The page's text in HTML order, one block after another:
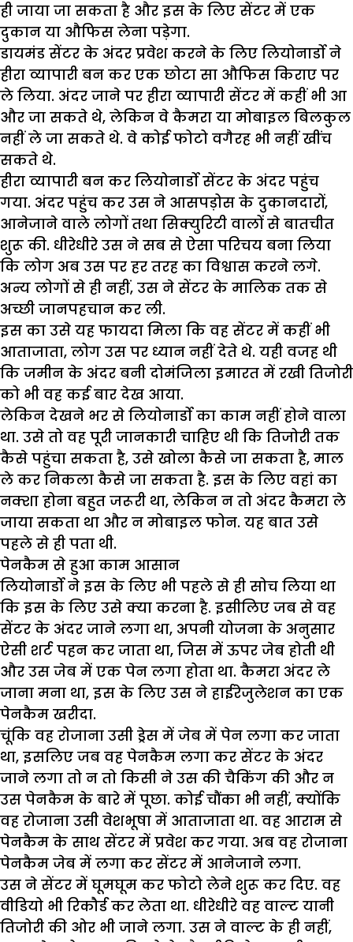
ही जाया जा सकता है और इस के लिए सेंटर में एक
दुकान या औफिस लेना पड़ेगा.
डायमंड सेंटर के अंदर प्रवेश करने के लिए लियोनार्डो ने
हीरा व्यापारी बन कर एक छोटा सा औफिस किराए पर
ले लिया. अंदर जाने पर हीरा व्यापारी सेंटर में कहीं भी आ
और जा सकते थे, लेकिन वे कैमरा या मोबाइल बिलकुल
नहीं ले जा सकते थे. वे कोई फोटो वगैरह भी नहीं खींच
सकते थे.
हीरा व्यापारी बन कर लियोनार्डो सेंटर के अंदर पहुंच
गया. अंदर पहुंच कर उस ने आसपड़ोस के दुकानदारों,
आनेजाने वाले लोगों तथा सिक्युरिटी वालों से बातचीत
शुरू की. धीरेधीरे उस ने सब से ऐसा परिचय बना लिया
कि लोग अब उस पर हर तरह का विश्वास करने लगे.
अन्य लोगों से ही नहीं, उस ने सेंटर के मालिक तक से
अच्छी जानपहचान कर ली.
इस का उसे यह फायदा मिला कि वह सेंटर में कहीं भी
आताजाता, लोग उस पर ध्यान नहीं देते थे. यही वजह थी
कि जमीन के अंदर बनी दोमंजिला इमारत में रखी तिजोरी
को भी वह कई बार देख आया.
लेकिन देखने भर से लियोनार्डो का काम नहीं होने वाला
था. उसे तो वह पूरी जानकारी चाहिए थी कि तिजोरी तक
कैसे पहुंचा सकता है, उसे खोला कैसे जा सकता है, माल
ले कर निकला कैसे जा सकता है. इस के लिए वहां का
नक्शा होना बहुत जरूरी था, लेकिन न तो अंदर कैमरा ले
जाया सकता था और न मोबाइल फोन. यह बात उसे
पहले से ही पता थी.
पेनकैम से हुआ काम आसान
लियोनार्डो ने इस के लिए भी पहले से ही सोच लिया था
कि इस के लिए उसे क्या करना है. इसीलिए जब से वह
सेंटर के अंदर जाने लगा था, अपनी योजना के अनुसार
ऐसी शर्ट पहन कर जाता था, जिस में ऊपर जेब होती थी
और उस जेब में एक पेन लगा होता था. कैमरा अंदर ले
जाना मना था, इस के लिए उस ने हाईरेजुलेशन का एक
पेनकैम खरीदा.
चूंकि वह रोजाना उसी ड्रेस में जेब में पेन लगा कर जाता
था, इसलिए जब वह पेनकैम लगा कर सेंटर के अंदर
जाने लगा तो न तो किसी ने उस की चैकिंग की और न
उस पेनकैम के बारे में पूछा. कोई चौंका भी नहीं, क्योंकि
वह रोजाना उसी वेशभूषा में आताजाता था. वह आराम से
पेनकैम के साथ सेंटर में प्रवेश कर गया. अब वह रोजाना
पेनकैम जेब में लगा कर सेंटर में आनेजाने लगा.
उस ने सेंटर में घूमघूम कर फोटो लेने शुरू कर दिए. वह
वीडियो भी रिकौर्ड कर लेता था. धीरेधीरे वह वाल्ट यानी
तिजोरी की ओर भी जाने लगा. उस ने वाल्ट के ही नहीं,